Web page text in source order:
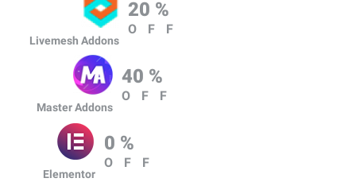
Livemesh Addons
20 %
OFF
Master Addons
40 %
OFF
Elementor
0 %
OFF